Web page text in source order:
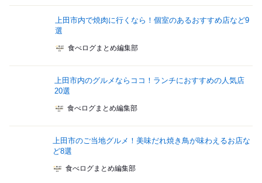
上田市内で焼肉に行くなら！個室のあるおすすめ店など9
選
食べログまとめ編集部
上田市内のグルメならココ！ランチにおすすめの人気店
20選
食べログまとめ編集部
上田市のご当地グルメ！美味だれ焼き鳥が味わえるお店な
ど8選
食べログまとめ編集部